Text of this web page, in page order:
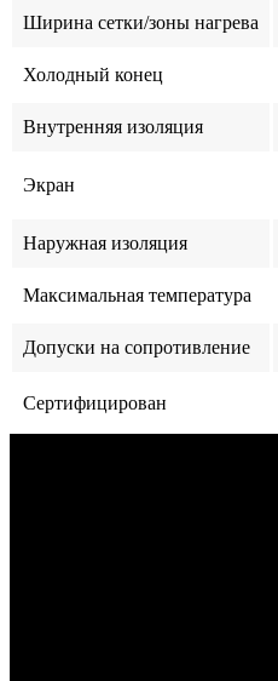
Ширина сетки/зоны нагрева
Холодный конец
Внутренняя изоляция
Экран
Наружная изоляция
Максимальная температура
Допуски на сопротивление
Сертифицирован